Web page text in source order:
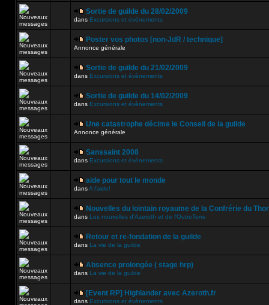
Sortie de guilde du 28/02/2009
dans Excursions et évènements
Poster vos photos [non-JdR / technique]
Annonce générale
Sortie de guilde du 21/02/2009
dans Excursions et évènements
Sortie de guilde du 14/02/2009
dans Excursions et évènements
Une catastrophe décime le Conseil de la guilde
Annonce générale
Sanssaint 2008
dans Excursions et évènements
aide pour tout le monde
dansA l'aide!
Nouvelles du lointain royaume de la Confrérie du
dans Les nouvelles d'Azeroth et de l'OutreTerre
Retour et re-fondation de la guilde
dans La vie de la guilde
Absence prolongée ( stage hrp)
dans La vie de la guilde
[Event RP] Highlander avec Azeroth.fr
dans Excursions et évènements